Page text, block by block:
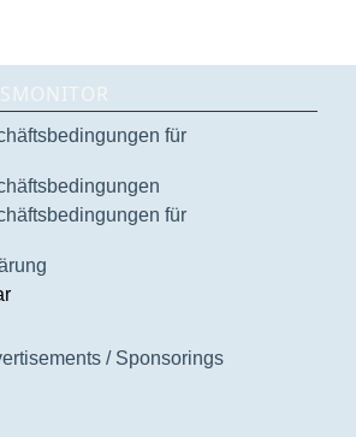
für
für
/ Sponsorings